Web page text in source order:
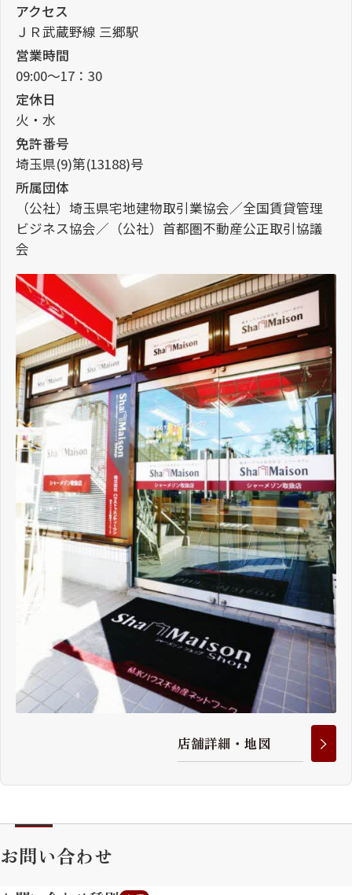
アクセス
ＪＲ武蔵野線 三郷駅
営業時間
09:00～17：30
定休日
火・水
免許番号
埼玉県(9)第(13188)号
所属団体
（公社）埼玉県宅地建物取引業協会／全国賃貸管理
ビジネス協会／（公社）首都圏不動産公正取引協議
会
店舗詳細 ・地図
お問い合わせ